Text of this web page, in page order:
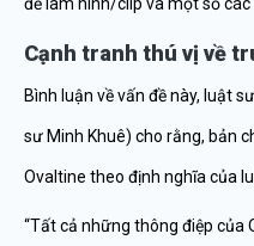
Cạnh tranh thú vị về
Bình luận về vấn đề này, luật
sư Minh Khuê) cho rằng, bản
Ovaltine theo định nghĩa của
“Tất cả những thông điệp của